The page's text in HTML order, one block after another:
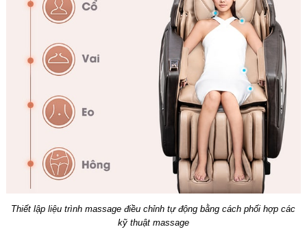
Thiết lập liệu trình massage điều chỉnh tự động bằng cách phối hợp các
kỹ thuật massage